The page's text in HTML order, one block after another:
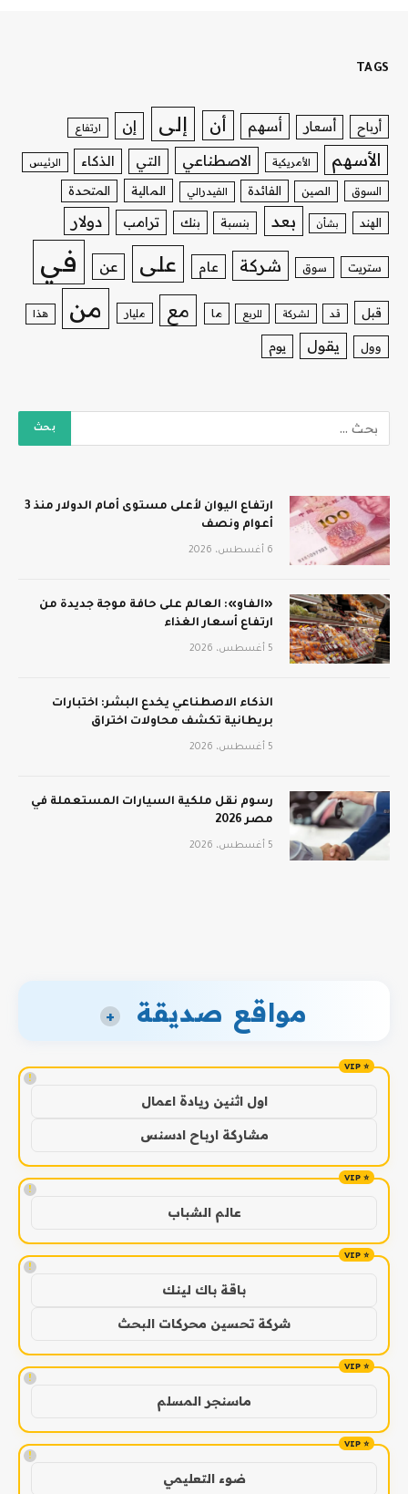
TAGS
أرباح أسعار أسهم أن إلى إن ارتفاع
الأسهم الأمريكية الاصطناعي التي الذكاء الرئيس
السوق الصين الفائدة الفيدرالي المالية المتحدة
الهند بشأن بعد بنسبة بنك ترامب دولار
ستريت سوق شركة عام على عن في
قبل قد لشركة للربع ما مع مليار من هذا
وول يقول يوم
ارتفاع اليوان لأعلى مستوى أمام الدولار منذ 3
أعوام ونصف
6 أغسطس، 2026
«الفاو»: العالم على حافة موجة جديدة من
ارتفاع أسعار الغذاء
5 أغسطس، 2026
الذكاء الاصطناعي يخدع البشر: اختبارات
بريطانية تكشف محاولات اختراق
5 أغسطس، 2026
رسوم نقل ملكية السيارات المستعملة في
مصر 2026
5 أغسطس، 2026
مواقع صديقة +
!
اول اثنين ريادة اعمال
مشاركة ارباح ادسنس
!
عالم الشباب
!
باقة باك لينك
شركة تحسين محركات البحث
!
ماسنجر المسلم
!
ضوء التعليمي